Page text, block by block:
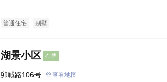
普通住宅 别墅
湖景小区 在售
卯喊路106号 查看地图